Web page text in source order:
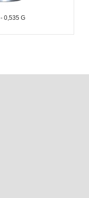
0,535 G